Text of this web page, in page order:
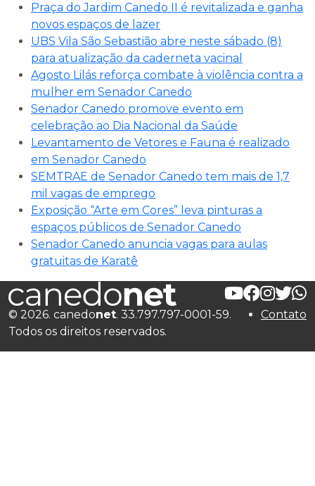
Praça do Jardim Canedo II é revitalizada e ganha
novos espaços de lazer
UBS Vila São Sebastião abre neste sábado (8)
para atualização da caderneta vacinal
Agosto Lilás reforça combate à violência contra a
mulher em Senador Canedo
Senador Canedo promove evento em
celebração ao Dia Nacional da Saúde
Levantamento de Vetores e Fauna é realizado
em Senador Canedo
SEMTRAE de Senador Canedo tem mais de 1,7
mil vagas de emprego
Exposição “Arte em Cores” leva pinturas a
espaços públicos de Senador Canedo
Senador Canedo anuncia vagas para aulas
gratuitas de Karatê
© 2026. canedonet. 33.797.797-0001-59.
Todos os direitos reservados.
Contato